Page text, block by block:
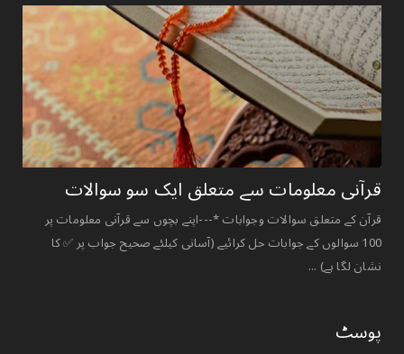
قرآنی ‏معلومات ‏سے ‏متعلق ‏ایک ‏سو ‏سوالات ‏
قرآن کے متعلق سوالات وجوابات *---اپنے بچوں سے قرآنی معلومات پر
100 سوالوں کے جوابات حل کرائیے (آسانی کیلئے صحیح جواب پر ✅ کا
نشان لگا ہے) ...
پوسٹ